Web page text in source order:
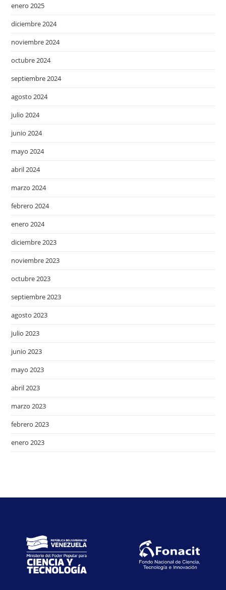
enero 2025
diciembre 2024
noviembre 2024
octubre 2024
septiembre 2024
agosto 2024
julio 2024
junio 2024
mayo 2024
abril 2024
marzo 2024
febrero 2024
enero 2024
diciembre 2023
noviembre 2023
octubre 2023
septiembre 2023
agosto 2023
julio 2023
junio 2023
mayo 2023
abril 2023
marzo 2023
febrero 2023
enero 2023